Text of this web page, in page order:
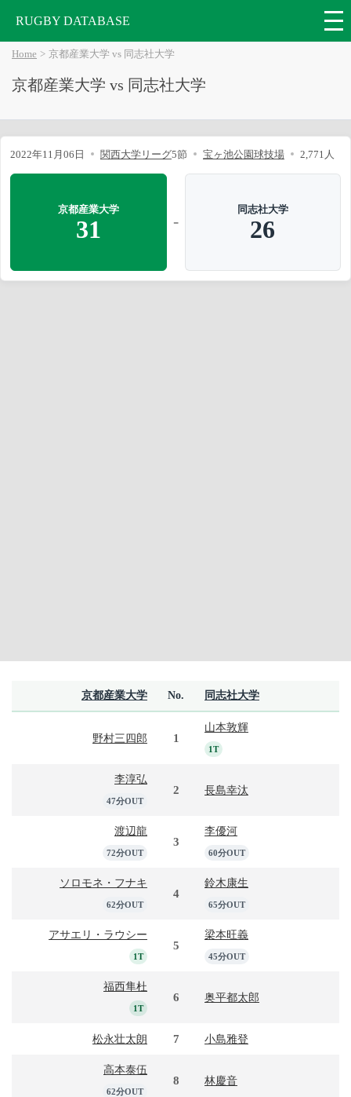
RUGBY DATABASE
Home 京都産業大学 vs 同志社大学
京都産業大学 vs 同志社大学
2022年11月06日 関西大学リーグ5節 宝ヶ池公園球技場 2,771人
京都産業大学
31 -
同志社大学
26
京都産業大学 No. 同志社大学
野村三四郎 1
山本敦輝
1T
李淳弘
47分OUT
2 長島幸汰
渡辺龍
72分OUT
3
李優河
60分OUT
ソロモネ・フナキ
62分OUT
4
鈴木康生
65分OUT
アサエリ・ラウシー
1T
5
梁本旺義
45分OUT
福西隼杜
1T
6 奥平都太郎
松永壮太朗 7 小島雅登
高本泰伍
62分OUT
8 林慶音